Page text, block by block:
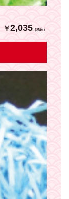
￥2,035 （税込）